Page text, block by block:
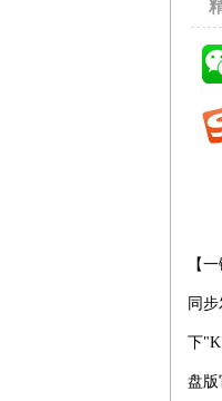
【
同
下
盘版